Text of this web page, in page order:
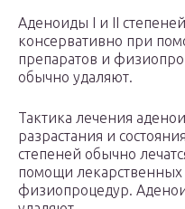
Аденоиды I и II
консервативно при
препаратов и
обычно удаляют.
Тактика лечения
разрастания и
степеней обычно
помощи лекарственных
физиопроцедур.